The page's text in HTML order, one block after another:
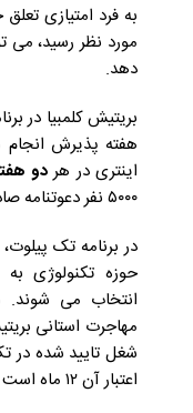
به فرد امتیازی
مورد نظر رسید، می
دهد.
بریتیش کلمبیا در
هفته پذیرش
اینتری در هردو
۵۰۰۰ نفر دعوتنامه صادر می کند.
در برنامه تک
حوزه تکنولوژی
انتخاب می شوند.
شغل تایید شده در
اعتبار آن ۱۲ ماه است داشته باشند